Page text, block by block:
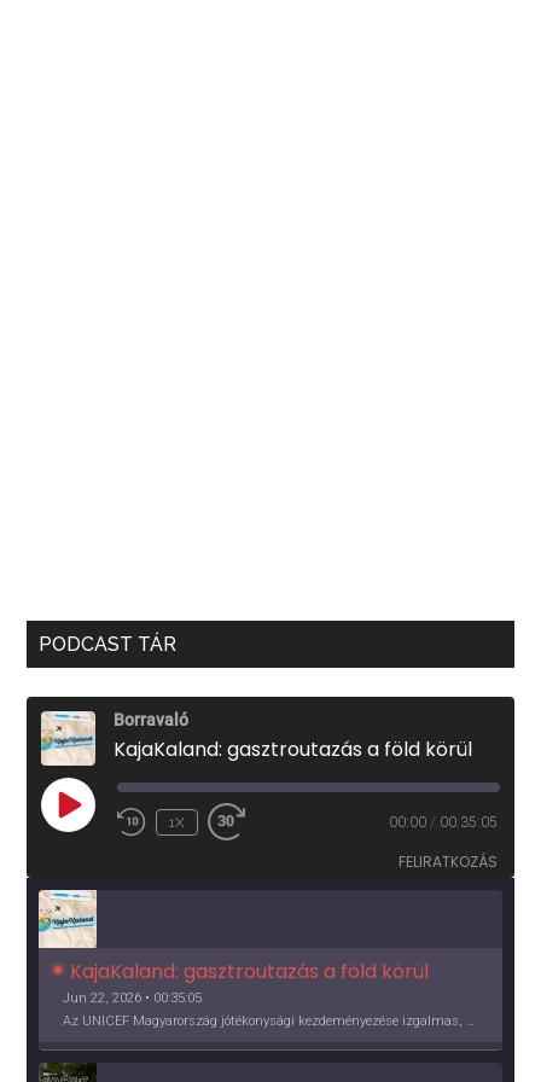
PODCAST TÁR
Borravaló
KajaKaland: gasztroutazás a föld körül
PLAY
EPISODE
1X 00:00 / 00:35:05
FELIRATKOZÁS
KajaKaland: gasztroutazás a föld körül
Jun 22, 2026 • 00:35:05
Az UNICEF Magyarország jótékonysági kezdeményezése izgalmas, egész éves világkörüli ízutazásra hív, igazi családi program és gasztroedukáció, illetve segítség a rászorulóknak is egyben.